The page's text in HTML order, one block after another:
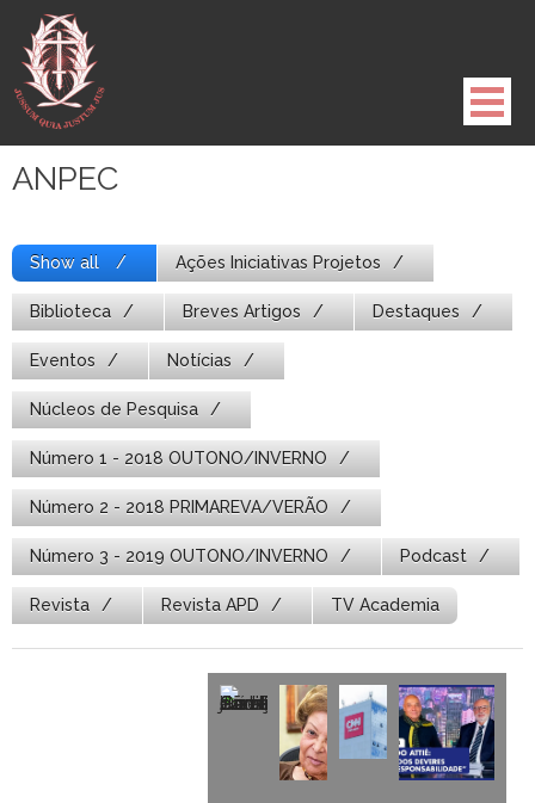
para
conteúdo
ANPEC
Show all Ações Iniciativas Projetos
Biblioteca Breves Artigos Destaques
Eventos Notícias
Núcleos de Pesquisa
Número 1 - 2018 OUTONO/INVERNO
Número 2 - 2018 PRIMAREVA/VERÃO
Número 3 - 2019 OUTONO/INVERNO Podcast
Revista Revista APD TV Academia